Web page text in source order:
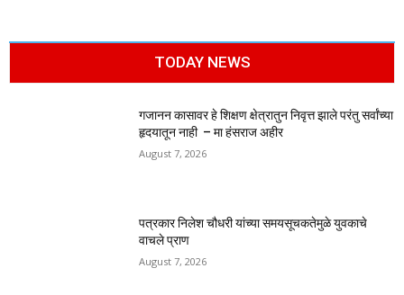
TODAY NEWS
गजानन कासावर हे शिक्षण क्षेत्रातुन निवृत्त झाले परंतु सर्वांच्या
हृदयातून नाही – मा हंसराज अहीर
August 7, 2026
पत्रकार निलेश चौधरी यांच्या समयसूचकतेमुळे युवकाचे
वाचले प्राण
August 7, 2026